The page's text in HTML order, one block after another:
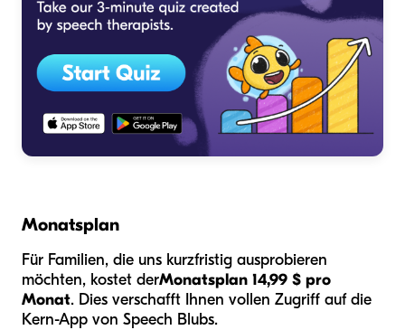
Monatsplan
Für Familien, die uns kurzfristig ausprobieren
möchten, kostet derMonatsplan 14,99 $ pro
Monat. Dies verschafft Ihnen vollen Zugriff auf die
Kern-App von Speech Blubs.